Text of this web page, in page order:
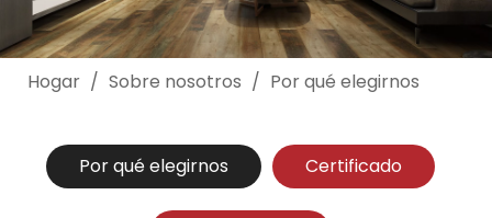
Hogar / Sobre nosotros / Por qué elegirnos
Por qué elegirnos Certificado